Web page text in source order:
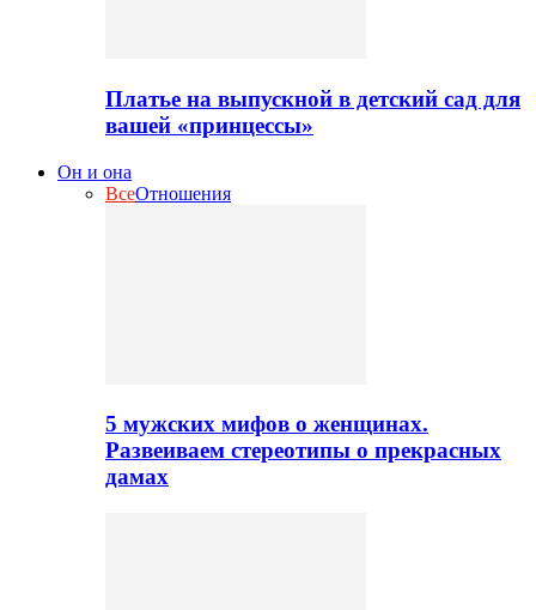
Платье на выпускной в детский сад для
вашей «принцессы»
Он и она
ВсеОтношения
5 мужских мифов о женщинах.
Развеиваем стереотипы о прекрасных
дамах